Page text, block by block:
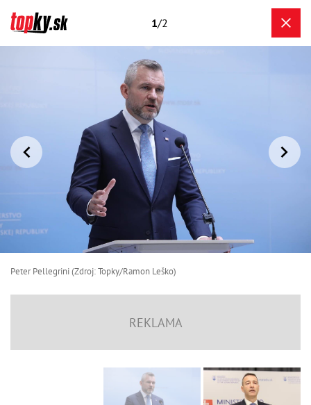
1/2
Peter Pellegrini (Zdroj: Topky/Ramon Leško)